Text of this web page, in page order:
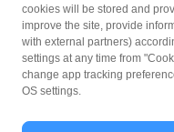
マネロン等基本方針
カスタマーハラスメントに関する
cookies will be stored and
improve the site, provide
with external partners)
settings at any time from
change app tracking
OS settings.